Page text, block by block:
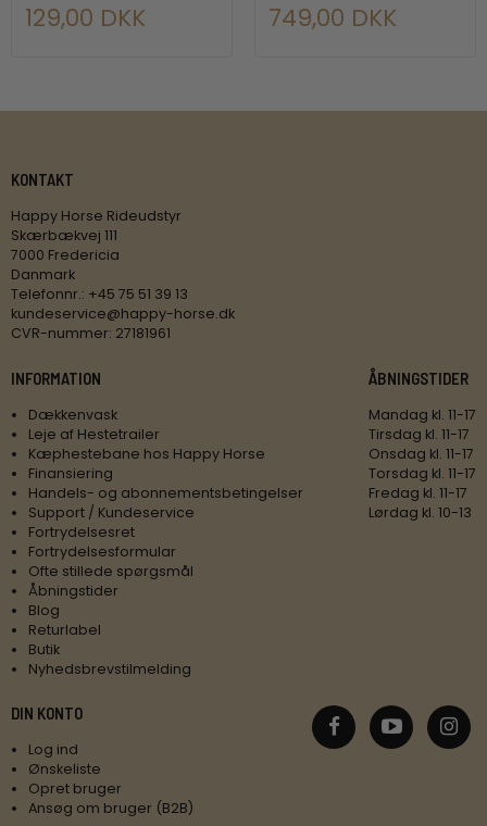
129,00 DKK 749,00 DKK
KONTAKT
Happy Horse Rideudstyr
Skærbækvej 111
7000 Fredericia
Danmark
Telefonnr.: +45 75 51 39 13
kundeservice@happy-horse.dk
CVR-nummer: 27181961
INFORMATION
Dækkenvask
Leje af Hestetrailer
Kæphestebane hos Happy Horse
Finansiering
Handels- og abonnementsbetingelser
Support / Kundeservice
Fortrydelsesret
Fortrydelsesformular
Ofte stillede spørgsmål
Åbningstider
Blog
Returlabel
Butik
Nyhedsbrevstilmelding
ÅBNINGSTIDER
Mandag kl. 11-17
Tirsdag kl. 11-17
Onsdag kl. 11-17
Torsdag kl. 11-17
Fredag kl. 11-17
Lørdag kl. 10-13
DIN KONTO
Log ind
Ønskeliste
Opret bruger
Ansøg om bruger (B2B)